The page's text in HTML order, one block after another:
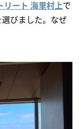
リート 海里村上で
びました。なぜ